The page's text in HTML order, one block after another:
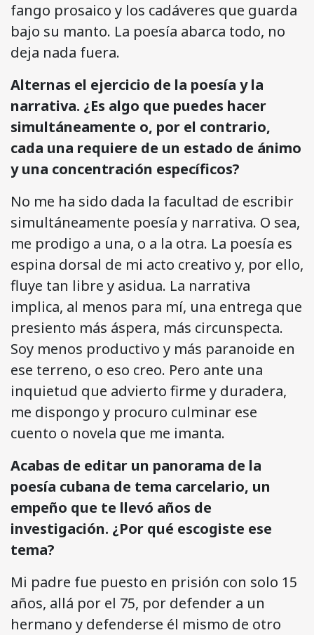
fango prosaico y los cadáveres que guarda
bajo su manto. La poesía abarca todo, no
deja nada fuera.
Alternas el ejercicio de la poesía y la
narrativa. ¿Es algo que puedes hacer
simultáneamente o, por el contrario,
cada una requiere de un estado de ánimo
y una concentración específicos?
No me ha sido dada la facultad de escribir
simultáneamente poesía y narrativa. O sea,
me prodigo a una, o a la otra. La poesía es
espina dorsal de mi acto creativo y, por ello,
fluye tan libre y asidua. La narrativa
implica, al menos para mí, una entrega que
presiento más áspera, más circunspecta.
Soy menos productivo y más paranoide en
ese terreno, o eso creo. Pero ante una
inquietud que advierto firme y duradera,
me dispongo y procuro culminar ese
cuento o novela que me imanta.
Acabas de editar un panorama de la
poesía cubana de tema carcelario, un
empeño que te llevó años de
investigación. ¿Por qué escogiste ese
tema?
Mi padre fue puesto en prisión con solo 15
años, allá por el 75, por defender a un
hermano y defenderse él mismo de otro